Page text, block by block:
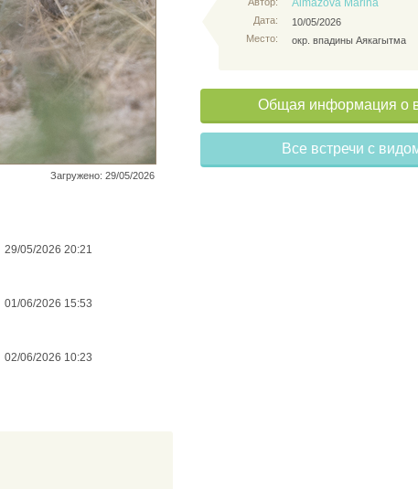
Загружено: 29/05/2026
Дата:
Место:
Almazova Marina
10/05/2026
окр. впадины Аякагытма
Общая информация о
Все встречи с
29/05/2026 20:21
01/06/2026 15:53
02/06/2026 10:23